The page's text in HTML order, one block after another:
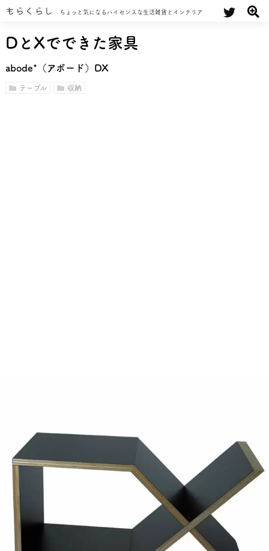
もらくらし ちょっと気になるハイセンスな生活雑貨とインテリア
DとXでできた家具
abode*（アボード）DX
テーブル 収納